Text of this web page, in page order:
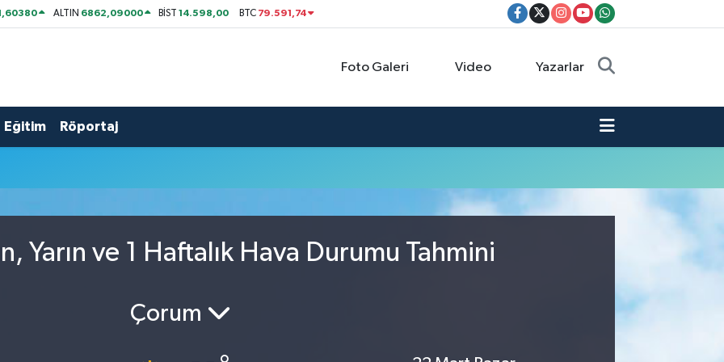
ALTIN 6862,09000 BİST14.598,00 BTC 79.591,74
Foto Galeri Video Yazarlar
Eğitim Röportaj
Yarın ve 1 Haftalık Hava Durumu Tahmini
Çorum